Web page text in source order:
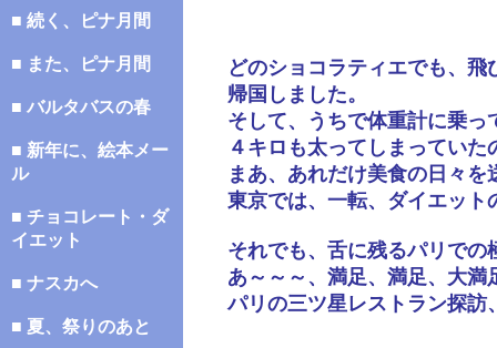
■ 続く、ピナ月間
■ また、ピナ月間
■ バルタバスの春
■ 新年に、絵本メー
ル
■ チョコレート・ダ
イエット
■ ナスカへ
■ 夏、祭りのあと
どのショコラティエでも、
帰国しました。
そして、うちで体重計に乗
４キロも太ってしまっていた
まあ、あれだけ美食の日々
東京では、一転、ダイエット
それでも、舌に残るパリで
あ～～～、満足、満足、大満
パリの三ツ星レストラン探訪